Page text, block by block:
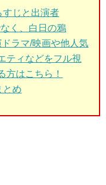
すじと出演者
く、白日の鴉
ラマ/映画や他人気
ティなどをフル視
方はこちら！
とめ